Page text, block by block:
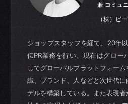
兼 コミュ
（株）ビ
ショップスタッフを経て、20年
伝PR業務を行い、現在はグロー
してグローバルプラットフォー
織、ブランド、人などと次世代
デルを構築している。また表現